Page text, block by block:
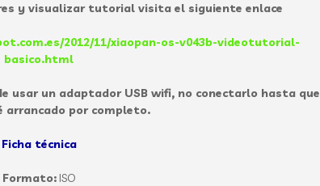
y visualizar tutorial visita el siguiente enlace
2012/11/xiaopan-os-v043b-videotutorial-
basico.html
usar un adaptador USB wifi, no conectarlo hasta que
arrancado por completo.
Ficha técnica
Formato:ISO